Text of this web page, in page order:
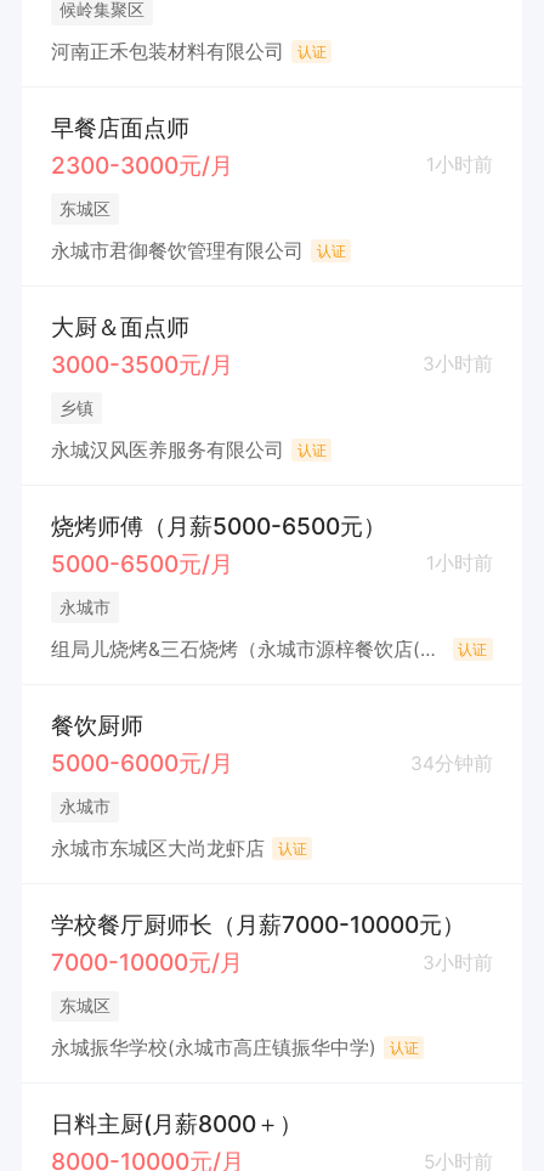
候岭集聚区
河南正禾包装材料有限公司 认证
早餐店面点师
2300-3000元/月
1小时前
东城区
永城市君御餐饮管理有限公司 认证
大厨＆面点师
3000-3500元/月
3小时前
乡镇
永城汉风医养服务有限公司 认证
烧烤师傅（月薪5000-6500元）
5000-6500元/月
1小时前
永城市
组局儿烧烤&三石烧烤（永城市源梓餐饮店(个体工商户) 认证
餐饮厨师
5000-6000元/月
34分钟前
永城市
永城市东城区大尚龙虾店 认证
学校餐厅厨师长（月薪7000-10000元）
7000-10000元/月
3小时前
东城区
永城振华学校(永城市高庄镇振华中学) 认证
日料主厨(月薪8000＋）
8000-10000元/月
5小时前